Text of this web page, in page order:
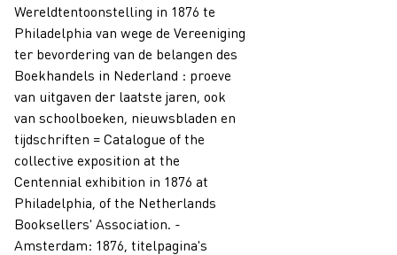
Wereldtentoonstelling in 1876 te
Philadelphia van wege de Vereeniging
ter bevordering van de belangen des
Boekhandels in Nederland : proeve
van uitgaven der laatste jaren, ook
van schoolboeken, nieuwsbladen en
tijdschriften = Catalogue of the
collective exposition at the
Centennial exhibition in 1876 at
Philadelphia, of the Netherlands
Booksellers' Association. -
Amsterdam: 1876, titelpagina's